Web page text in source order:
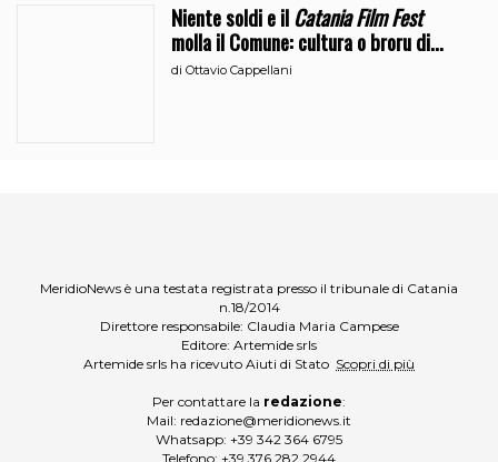
Niente soldi e ilCatania Film Fest
molla il Comune: cultura o broru di
ciciri?
diOttavio Cappellani
MeridioNews è una testata registrata presso il tribunale di Catania
n.18/2014
Direttore responsabile: Claudia Maria Campese
Editore: Artemide srls
Artemide srls ha ricevuto Aiuti di Stato Scopri di più
Per contattare la redazione:
Mail: redazione@meridionews.it
Whatsapp: +39 342 364 6795
Telefono: +39 376 282 2944